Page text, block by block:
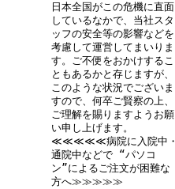
日本全国がこの危機に直面
しているなかで、当社スタ
ッフの安全等の影響などを
考慮して運営してまいりま
す。ご不便をおかけするこ
ともあるかと存じますが、
このような状況でございま
すので、何卒ご賢察の上、
ご理解を賜りますようお願
い申し上げます。
≪≪≪≪≪病院に入院中・
通院中などで “パソコ
ン”によるご注文が困難な
方へ≫≫≫≫≫